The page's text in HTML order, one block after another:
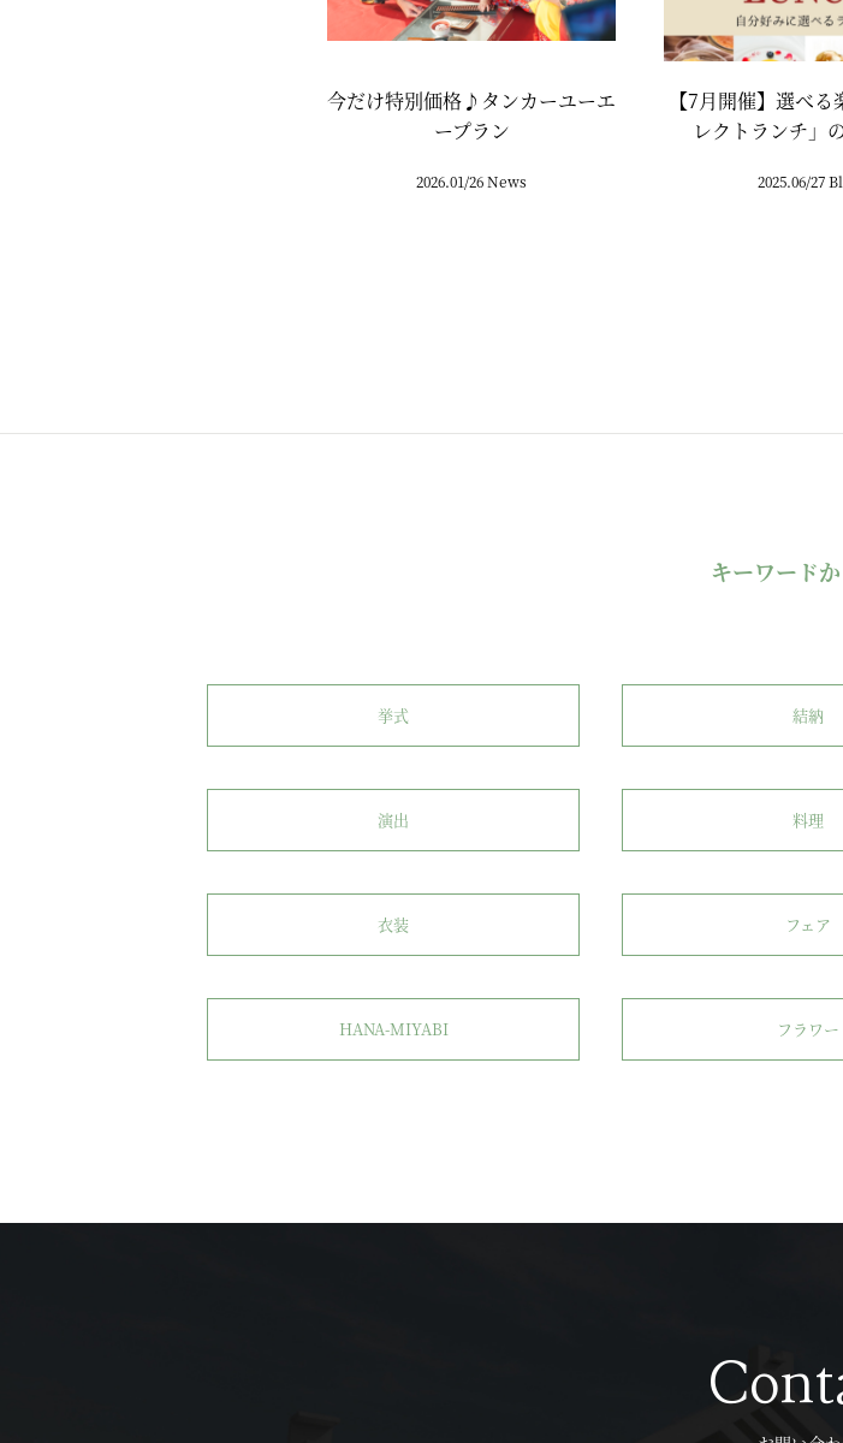
今だけ特別価格♪タンカーユーエ
ープラン
2026.01/26 News
【7月開催】選べ
レクトランチ」
2025.06/27
キーワード
挙式 結納
演出 料理
衣装 フェア
HANA-MIYABI フラワー